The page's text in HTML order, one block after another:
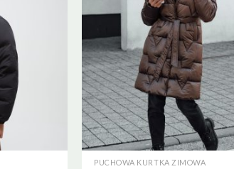
PUCHOWA KURTKA ZIMOWA